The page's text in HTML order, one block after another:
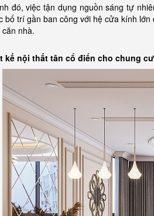
đó, việc tận dụng nguồn sáng tự
bố trí gần ban công với hệ cửa kính
nhà.
kế nội thất tân cổ điển cho chung